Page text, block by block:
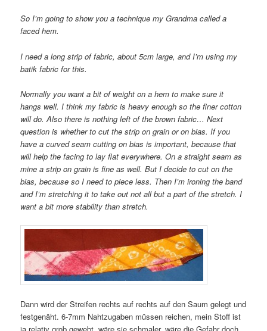
So I’m going to show you a technique my Grandma called a
faced hem.
I need a long strip of fabric, about 5cm large, and I’m using my
batik fabric for this.
Normally you want a bit of weight on a hem to make sure it
hangs well. I think my fabric is heavy enough so the finer cotton
will do. Also there is nothing left of the brown fabric… Next
question is whether to cut the strip on grain or on bias. If you
have a curved seam cutting on bias is important, because that
will help the facing to lay flat everywhere. On a straight seam as
mine a strip on grain is fine as well. But I decide to cut on the
bias, because so I need to piece less. Then I’m ironing the band
and I’m stretching it to take out not all but a part of the stretch. I
want a bit more stability than stretch.
Dann wird der Streifen rechts auf rechts auf den Saum gelegt und
festgenäht. 6-7mm Nahtzugaben müssen reichen, mein Stoff ist